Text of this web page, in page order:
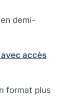
demi-
accès
format plus